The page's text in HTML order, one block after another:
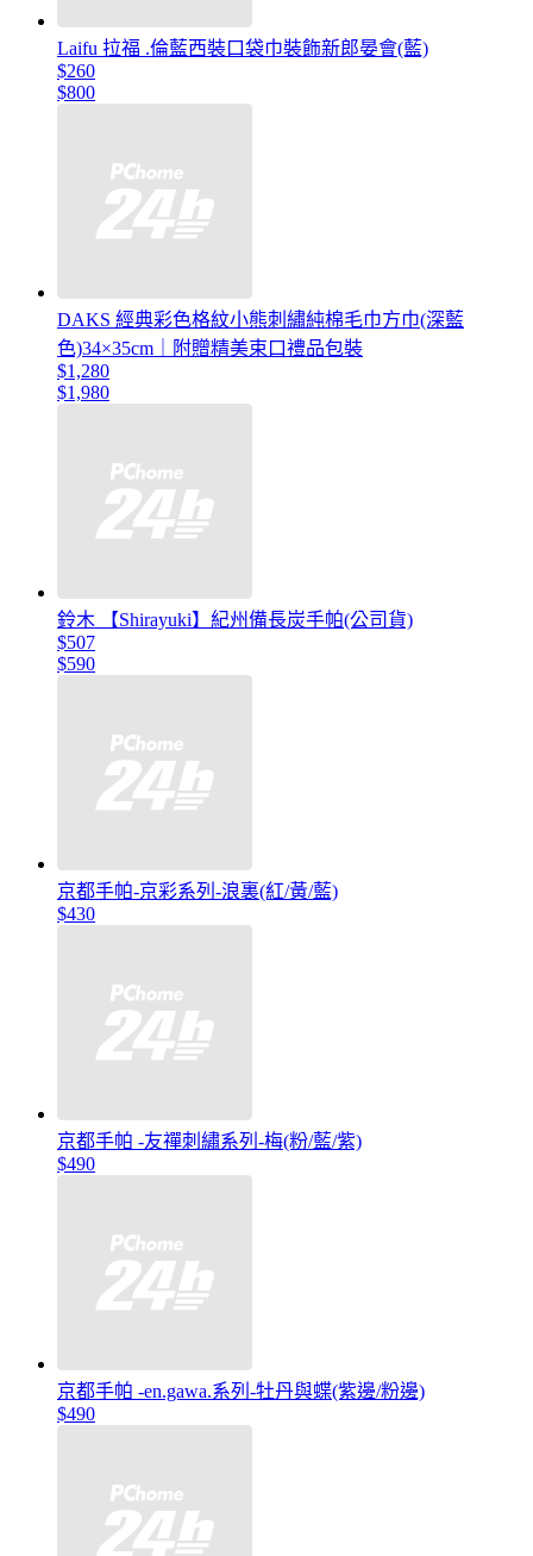
Laifu 拉福 .倫藍西裝口袋巾裝飾新郎晏會(藍)
$260
$800
DAKS 經典彩色格紋小熊刺繡純棉毛巾方巾(深藍
色)34×35cm｜附贈精美束口禮品包裝
$1,280
$1,980
鈴木 【Shirayuki】紀州備長炭手帕(公司貨)
$507
$590
京都手帕-京彩系列-浪裏(紅/黃/藍)
$430
京都手帕 -友禪刺繡系列-梅(粉/藍/紫)
$490
京都手帕 -en.gawa.系列-牡丹與蝶(紫邊/粉邊)
$490